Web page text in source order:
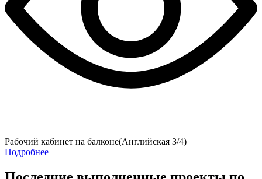
Рабочий кабинет на балконе(Английская 3/4)
Подробнее